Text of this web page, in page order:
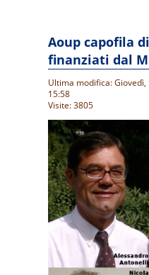
Aoup capofila
finanziati dal
Ultima modifica: Giovedì,
15:58
Visite: 3805